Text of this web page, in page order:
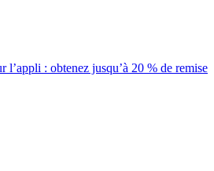
l’appli : obtenez jusqu’à 20 % de remise